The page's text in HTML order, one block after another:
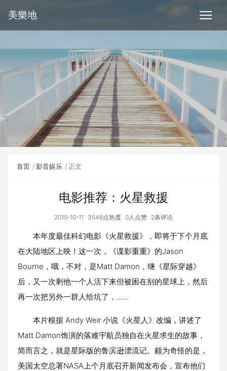
美樂地
首页 影音娱乐 正文
电影推荐：火星救援
2015-10-11 3548点热度 0人点赞 2条评论
本年度最佳科幻电影《火星救援》，即将于下个月底
在大陆地区上映！这一次，《谍影重重》的Jason
Bourne，哦，不对，是Matt Damon，继《星际穿越》
后，又一次剩他一个人活下来但被困在别的星球上，然后
再一次把另外一群人给坑了，……
本片根据 Andy Weir 小说《火星人》改编，讲述了
Matt Damon饰演的落难宇航员独自在火星求生的故事，
简而言之，就是星际版的鲁滨逊漂流记。颇为奇怪的是，
美国太空总署NASA上个月底召开新闻发布会，宣布他们